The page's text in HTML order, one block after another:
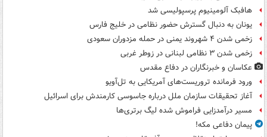
هافبک آلومینیوم پرسپولیسی شد
یونان به دنبال گسترش حضور نظامی در خلیج فارس
زخمی شدن ۴ شهروند یمنی در حمله مزدوران سعودی
زخمی شدن ۳ نظامی لبنانی در زوطر غربی
عکاسان و خبرنگاران در دفاع مقدس
ورود فرمانده تروریست‌های آمریکایی به تل‌آویو
آغاز تحقیقات سازمان ملل درباره جاسوسی کارمندش برای اسرائیل
مسیر درآمدزایی فراموش شده لیگ برتری‌ها
پیمان دفاعی مکه!